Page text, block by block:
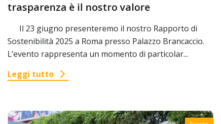
trasparenza è il nostro valore
Il 23 giugno presenteremo il nostro Rapporto di
Sostenibilità 2025 a Roma presso Palazzo Brancaccio.
L’evento rappresenta un momento di particolar...
Leggi tutto